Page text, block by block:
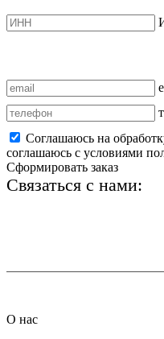
Соглашаюсь на
соглашаюсь с условиями
Сформировать заказ
Связаться с нами:
О нас